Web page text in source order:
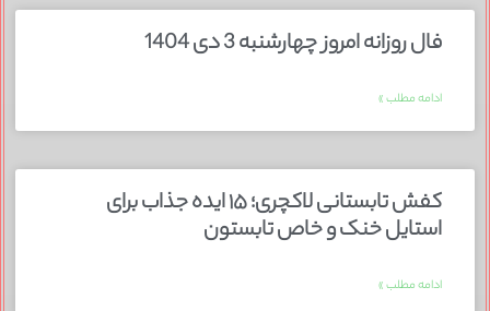
فال روزانه امروز چهارشنبه 3 دی 1404
ادامه مطلب »
کفش تابستانی لاکچری؛ ۱۵ ایده‌ جذاب برای
استایل خنک و خاص تابستون
ادامه مطلب »